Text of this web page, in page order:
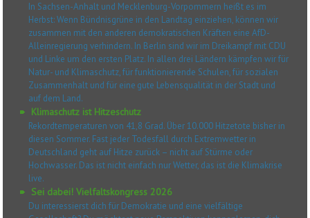
In Sachsen-Anhalt und Mecklenburg-Vorpommern heißt es im
Herbst: Wenn Bündnisgrüne in den Landtag einziehen, können wir
zusammen mit den anderen demokratischen Kräften eine AfD-
Alleinregierung verhindern. In Berlin sind wir im Dreikampf mit CDU
und Linke um den ersten Platz. In allen drei Ländern kämpfen wir für
Natur- und Klimaschutz, für funktionierende Schulen, für sozialen
Zusammenhalt und für eine gute Lebensqualität in der Stadt und
auf dem Land.
Klimaschutz ist Hitzeschutz
Rekordtemperaturen von 41,8 Grad. Über 10.000 Hitzetote bisher in
diesen Sommer. Fast jeder Todesfall durch Extremwetter in
Deutschland geht auf Hitze zurück – nicht auf Stürme oder
Hochwasser. Das ist nicht einfach nur Wetter, das ist die Klimakrise
live.
Sei dabei! Vielfaltskongress 2026
Du interessierst dich für Demokratie und eine vielfältige